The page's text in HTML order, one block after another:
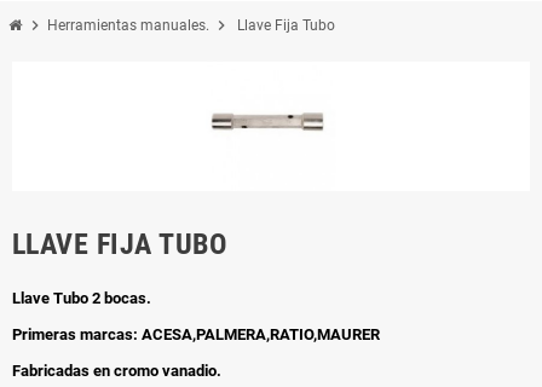
chevron_right Herramientas manuales. chevron_right Llave Fija Tubo
LLAVE FIJA TUBO
Llave Tubo 2 bocas.
Primeras marcas: ACESA,PALMERA,RATIO,MAURER
Fabricadas en cromo vanadio.